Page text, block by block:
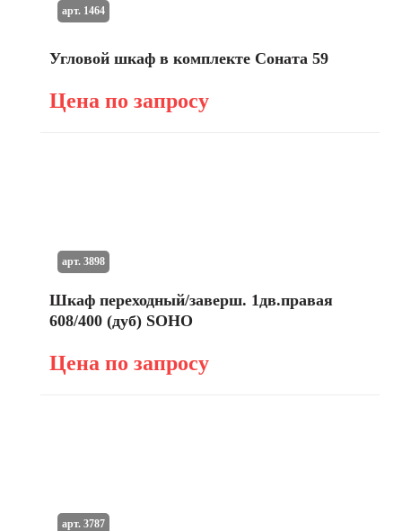
Угловой шкаф в комплекте Соната 59
Цена по запросу
арт. 1464
Шкаф переходный/заверш. 1дв.правая
608/400 (дуб) SOHO
Цена по запросу
арт. 3898
арт. 3787